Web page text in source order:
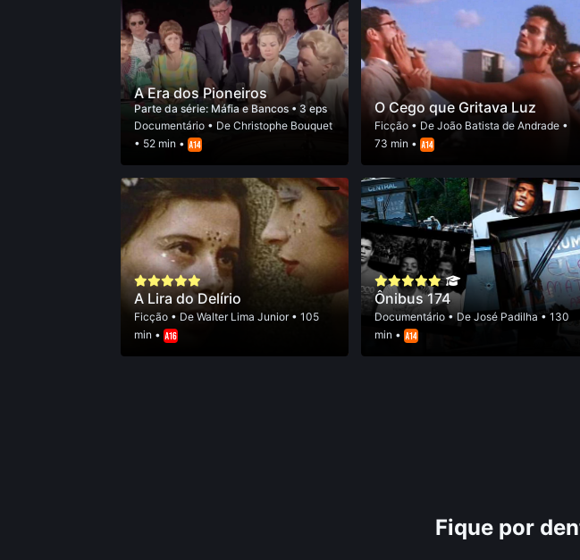
A Era dos Pioneiros
Parte da série: Máfia e Bancos • 3 eps
Documentário• De Christophe Bouquet
• 52 min •
O Cego que Gritava Luz
Ficção• De João Batista de Andrade•
73 min •
A Lira do Delírio
Ficção• De Walter Lima Junior• 105
min •
Ônibus 174
Documentário• De José Padilha • 130
min •
Fique por